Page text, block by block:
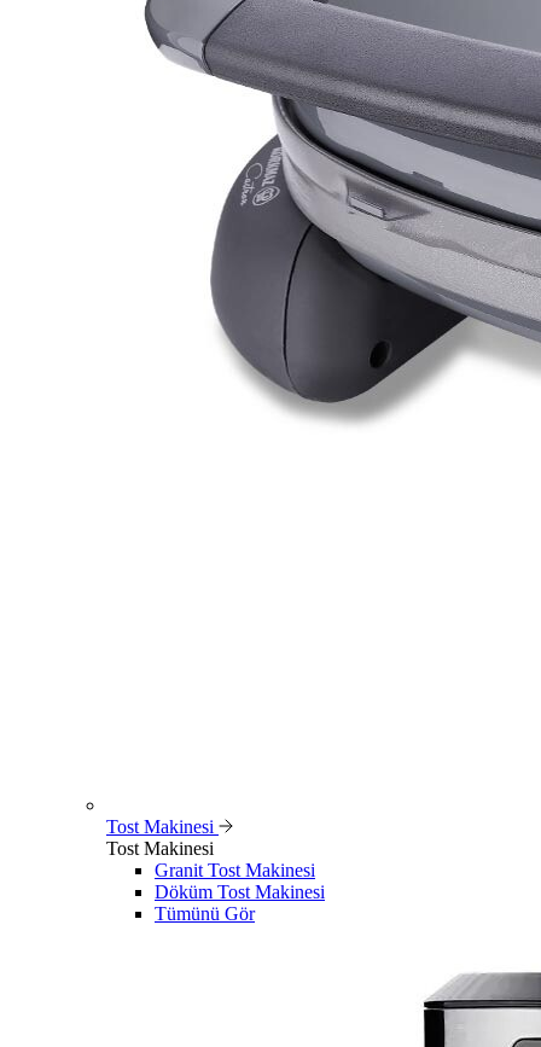
Tost Makinesi
Tost Makinesi
Granit Tost Makinesi
Döküm Tost Makinesi
Tümünü Gör